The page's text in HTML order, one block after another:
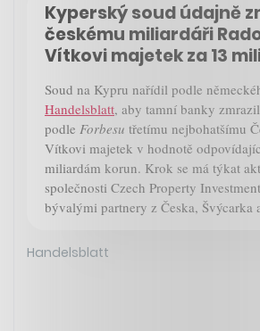
Kyperský soud údajně
českému miliardáři
Vítkovi majetek za 13
Soud na Kypru nařídil podle
Handelsblatt, aby tamní banky
podle Forbesu třetímu nejbohatšímu
Vítkovi majetek v hodnotě
miliardám korun. Krok se má týkat
společnosti Czech Property
bývalými partnery z Česka, Švýcarka
Handelsblatt